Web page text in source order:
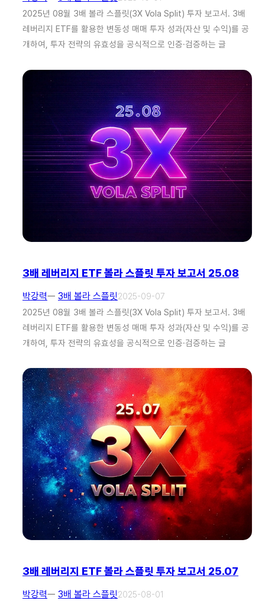
2025년 08월 3배 볼라 스플릿(3X Vola Split) 투자 보고서. 3배
레버리지 ETF를 활용한 변동성 매매 투자 성과(자산 및 수익)를 공
개하여, 투자 전략의 유효성을 공식적으로 인증·검증하는 글
3배 레버리지 ETF 볼라 스플릿 투자 보고서 25.08
박강력ㅡ 3배 볼라 스플릿2025-09-07
2025년 08월 3배 볼라 스플릿(3X Vola Split) 투자 보고서. 3배
레버리지 ETF를 활용한 변동성 매매 투자 성과(자산 및 수익)를 공
개하여, 투자 전략의 유효성을 공식적으로 인증·검증하는 글
3배 레버리지 ETF 볼라 스플릿 투자 보고서 25.07
박강력ㅡ 3배 볼라 스플릿2025-08-01